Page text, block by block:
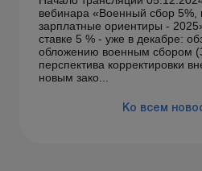
вебинара «Военный сбор 5%,
зарплатные ориентиры -
ставке 5 % - уже в декабре:
обложению военным сбором
перспектива корректировки
новым зако...
Ко всем